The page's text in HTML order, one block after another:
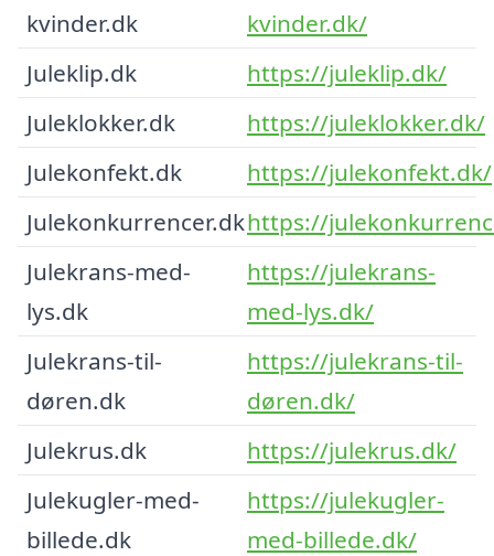
kvinder.dk
kvinder.dk/
Juleklip.dk
https://juleklip.dk/
Juleklokker.dk
https://juleklokker.dk/
Julekonfekt.dk
https://julekonfekt.dk/
Julekonkurrencer.dkhttps://
Julekrans-med-
lys.dk
https://julekrans-
med-lys.dk/
Julekrans-til-
døren.dk
https://julekrans-til-
døren.dk/
Julekrus.dk
https://julekrus.dk/
Julekugler-med-
billede.dk
https://julekugler-
med-billede.dk/